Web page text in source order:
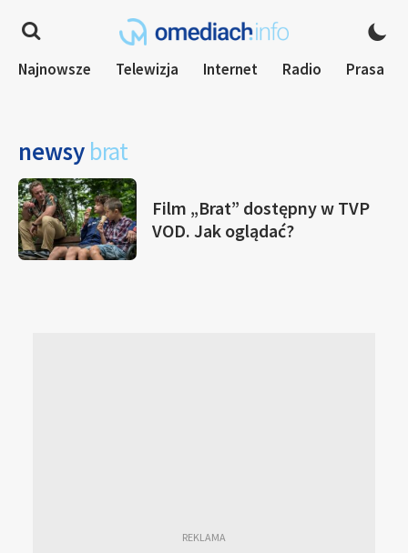
Najnowsze Telewizja Internet Radio Prasa
newsy brat
Film „Brat” dostępny w TVP
VOD. Jak oglądać?